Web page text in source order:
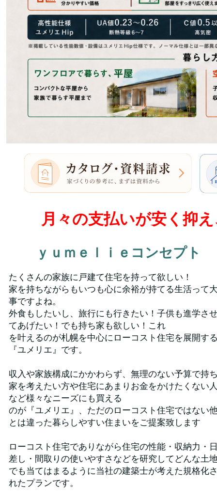
月々の支払いが安く抑
ｙｕｍｅｌｉｅコンセプト
たくさんの家族に戸建て住宅を持って欲しい！
家を持ちながらもいつも心に余裕が持てる生活って
事ですよね。
外食もしたいし、旅行にも行きたい！子供も進学さ
てあげたい！でも持ち家も欲しい！これ
を叶えるのが札幌を中心にローコスト住宅を展開す
『ユメリエ』です。
収入や家族構成にかかわらず、無理のない予算で持
家を考えたい方や住宅にあまりお金をかけたくない
など様々なニーズにも買える
のが『ユメリエ』、ただのローコスト住宅ではない
とは違った暮らしやすい住まいをご提案致します
ローコスト住宅でありながら住宅の性能・収納力・
差し・間取りの使いやすさなどを研究してどんな土
でも当てはまるように当社の建築士が考えた規格化
れたプランです。